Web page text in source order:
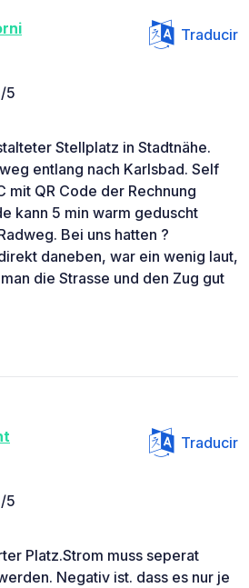
Traducir
5
Stellplatz in Stadtnähe.
entlang nach Karlsbad. Self
mit QR Code der Rechnung
kann 5 min warm geduscht
Bei uns hatten ?
daneben, war ein wenig laut,
die Strasse und den Zug gut
Traducir
5
Platz.Strom muss seperat
Negativ ist. dass es nur je